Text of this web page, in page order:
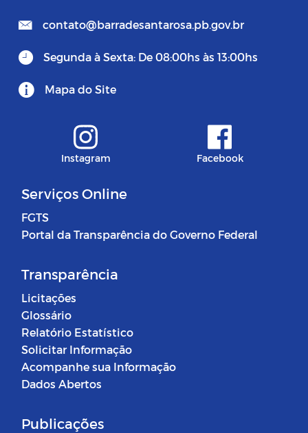
contato@barradesantarosa.pb.gov.br
Segunda à Sexta: De 08:00hs às 13:00hs
Mapa do Site
Instagram Facebook
Serviços Online
FGTS
Portal da Transparência do Governo Federal
Transparência
Licitações
Glossário
Relatório Estatístico
Solicitar Informação
Acompanhe sua Informação
Dados Abertos
Publicações